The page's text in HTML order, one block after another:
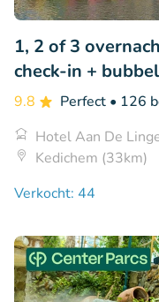
1, 2 of 3
check-in +
9.8 Perfect • 126
Hotel Aan De
Kedichem (33km)
Verkocht: 44